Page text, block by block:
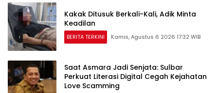
Kakak Ditusuk Berkali-Kali, Adik Minta
Keadilan
BERITA TERKINI Kamis, Agustus 6 2026 17:32 WIB
Saat Asmara Jadi Senjata: Sulbar
Perkuat Literasi Digital Cegah Kejahatan
Love Scamming